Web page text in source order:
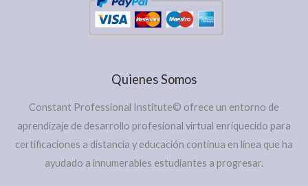
Quienes Somos
Constant Professional Institute© ofrece un entorno de
aprendizaje de desarrollo profesional virtual enriquecido para
certificaciones a distancia y educación continua en línea que ha
ayudado a innumerables estudiantes a progresar.